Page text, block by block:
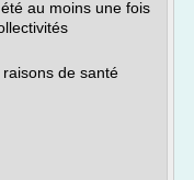
au moins une fois
de santé